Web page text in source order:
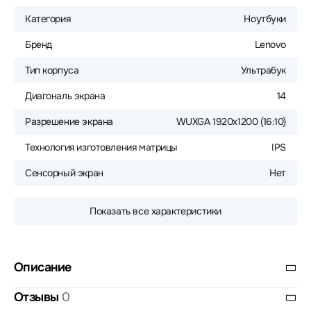
Категория Ноутбуки
Бренд Lenovo
Тип корпуса Ультрабук
Диагональ экрана 14
Разрешение экрана WUXGA 1920x1200 (16:10)
Технология изготовления матрицы IPS
Сенсорный экран Нет
Показать все характеристики
Описание
Отзывы 0